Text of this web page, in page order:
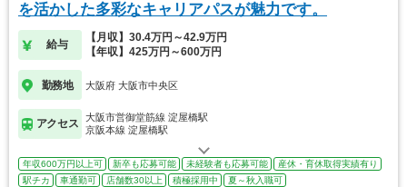
を活かした多彩なキャリアパスが魅力です。
給与
【月収】30.4万円～42.9万円
【年収】425万円～600万円
勤務地 大阪府 大阪市中央区
アクセス
大阪市営御堂筋線 淀屋橋駅
京阪本線 淀屋橋駅
年収600万円以上可 新卒も応募可能 未経験者も応募可能
産休・育休取得実績有り
駅チカ
車通勤可 店舗数30以上 積極採用中 夏～秋入職可